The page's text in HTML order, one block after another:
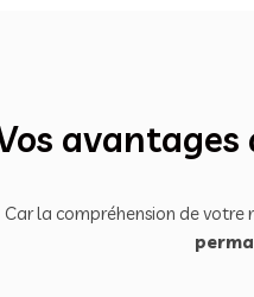
Car la compréhension de